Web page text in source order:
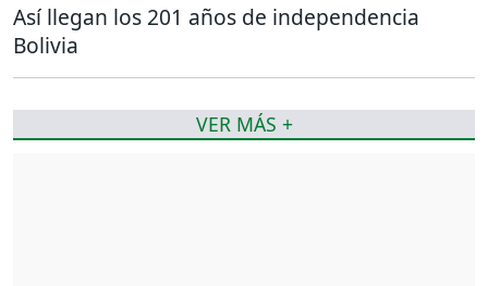
Así llegan los 201 años de independencia
Bolivia
VER MÁS +